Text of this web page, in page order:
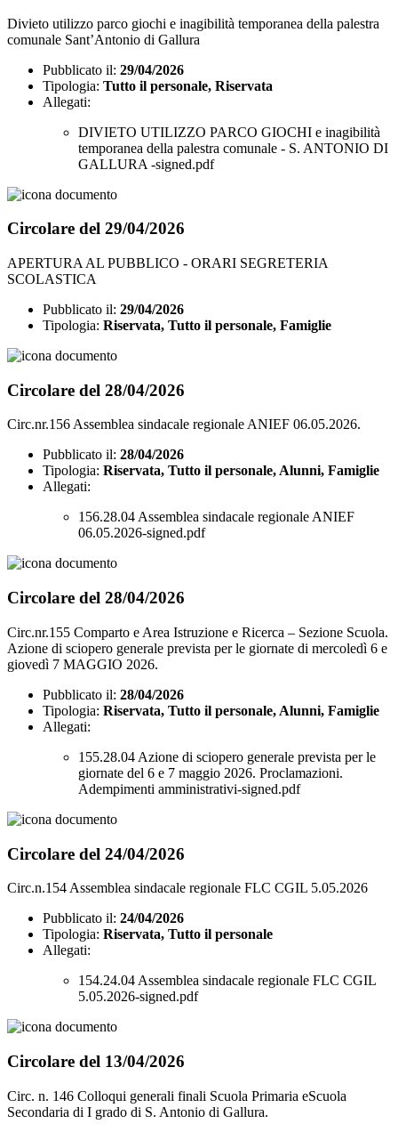
Divieto utilizzo parco giochi e inagibilità temporanea della palestra
comunale Sant’Antonio di Gallura
Pubblicato il: 29/04/2026
Tipologia: Tutto il personale, Riservata
Allegati:
DIVIETO UTILIZZO PARCO GIOCHI e inagibilità
temporanea della palestra comunale - S. ANTONIO DI
GALLURA -signed.pdf
Circolare del 29/04/2026
APERTURA AL PUBBLICO - ORARI SEGRETERIA
SCOLASTICA
Pubblicato il: 29/04/2026
Tipologia: Riservata, Tutto il personale, Famiglie
Circolare del 28/04/2026
Circ.nr.156 Assemblea sindacale regionale ANIEF 06.05.2026.
Pubblicato il: 28/04/2026
Tipologia: Riservata, Tutto il personale, Alunni, Famiglie
Allegati:
156.28.04 Assemblea sindacale regionale ANIEF
06.05.2026-signed.pdf
Circolare del 28/04/2026
Circ.nr.155 Comparto e Area Istruzione e Ricerca – Sezione Scuola.
Azione di sciopero generale prevista per le giornate di mercoledì 6 e
giovedì 7 MAGGIO 2026.
Pubblicato il: 28/04/2026
Tipologia: Riservata, Tutto il personale, Alunni, Famiglie
Allegati:
155.28.04 Azione di sciopero generale prevista per le
giornate del 6 e 7 maggio 2026. Proclamazioni.
Adempimenti amministrativi-signed.pdf
Circolare del 24/04/2026
Circ.n.154 Assemblea sindacale regionale FLC CGIL 5.05.2026
Pubblicato il: 24/04/2026
Tipologia: Riservata, Tutto il personale
Allegati:
154.24.04 Assemblea sindacale regionale FLC CGIL
5.05.2026-signed.pdf
Circolare del 13/04/2026
Circ. n. 146 Colloqui generali finali Scuola Primaria eScuola
Secondaria di I grado di S. Antonio di Gallura.